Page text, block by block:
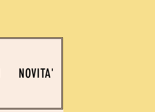
NOVITA'